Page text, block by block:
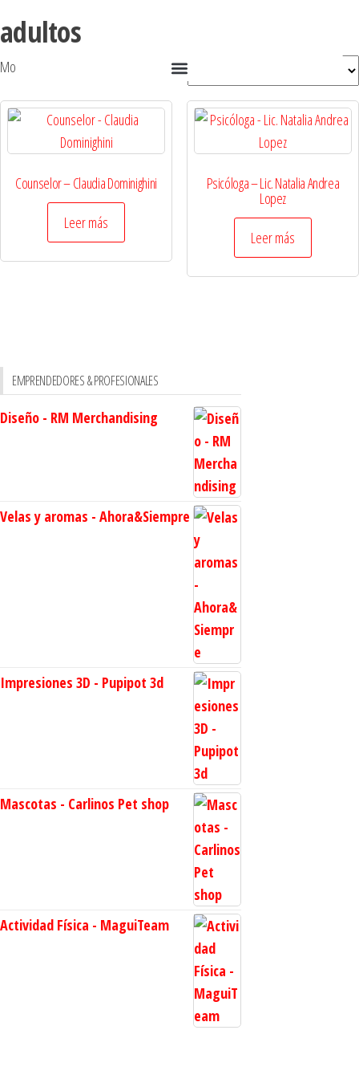
adultos
Mostrando los 2 resultados
Counselor – Claudia Dominighini
Leer más
Psicóloga – Lic. Natalia Andrea
Lopez
Leer más
EMPRENDEDORES & PROFESIONALES
Diseño - RM Merchandising
Velas y aromas - Ahora&Siempre
Impresiones 3D - Pupipot 3d
Mascotas - Carlinos Pet shop
Actividad Física - MaguiTeam